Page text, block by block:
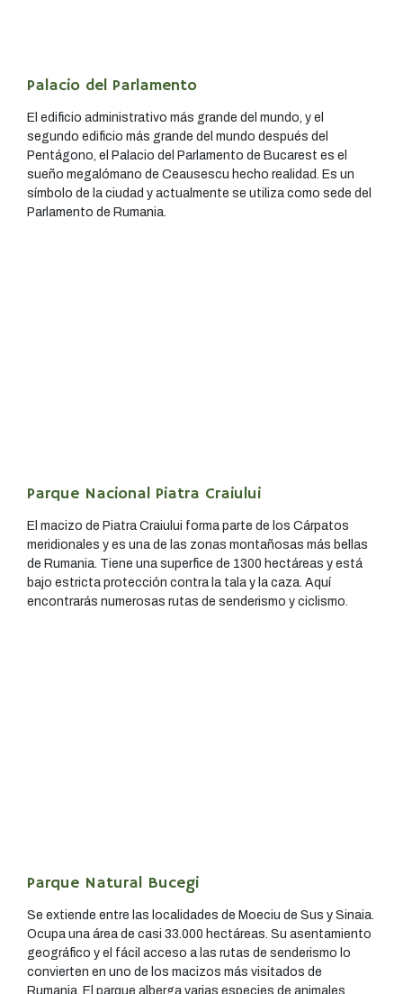
Palacio del Parlamento
El edificio administrativo más grande del mundo, y el
segundo edificio más grande del mundo después del
Pentágono, el Palacio del Parlamento de Bucarest es el
sueño megalómano de Ceausescu hecho realidad. Es un
símbolo de la ciudad y actualmente se utiliza como sede del
Parlamento de Rumania.
Parque Nacional Piatra Craiului
El macizo de Piatra Craiului forma parte de los Cárpatos
meridionales y es una de las zonas montañosas más bellas
de Rumania. Tiene una superfice de 1300 hectáreas y está
bajo estricta protección contra la tala y la caza. Aquí
encontrarás numerosas rutas de senderismo y ciclismo.
Parque Natural Bucegi
Se extiende entre las localidades de Moeciu de Sus y Sinaia.
Ocupa una área de casi 33.000 hectáreas. Su asentamiento
geográfico y el fácil acceso a las rutas de senderismo lo
convierten en uno de los macizos más visitados de
Rumania. El parque alberga varias especies de animales